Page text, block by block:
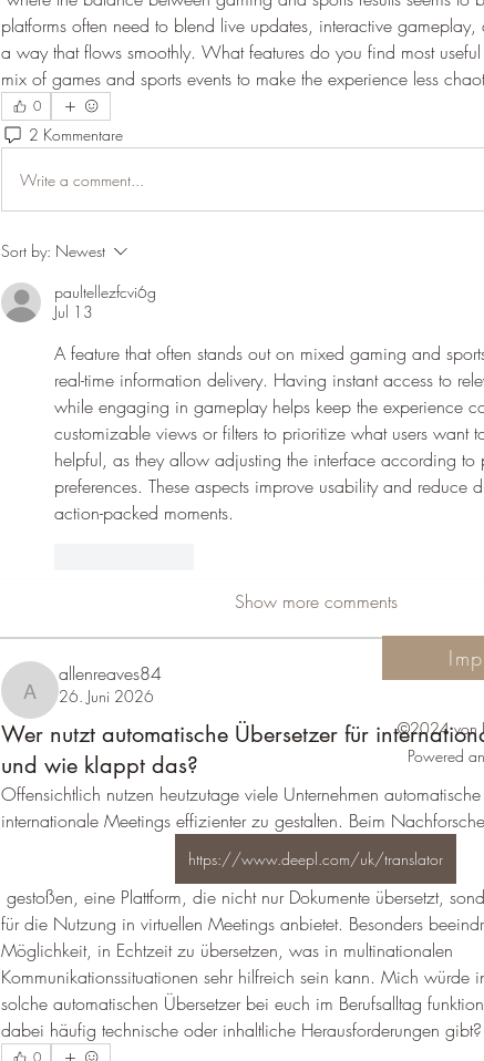
platforms often need to blend live updates, interactive gameplay,
a way that flows smoothly. What features do you find most
mix of games and sports events to make the experience less
0
2 Kommentare
Write a comment...
Sort by: Newest
paultellezfcvi6g
Jul 13
A feature that often stands out on mixed gaming and
real-time information delivery. Having instant access to
while engaging in gameplay helps keep the experience
customizable views or filters to prioritize what users want
helpful, as they allow adjusting the interface according to
preferences. These aspects improve usability and reduce
action-packed moments.
Show more comments
allenreaves84
allenreaves84
26. Juni 2026
Wer nutzt automatische Übersetzer für
und wie klappt das?
Offensichtlich nutzen heutzutage viele Unternehmen automatische
internationale Meetings effizienter zu gestalten. Beim
https://www.deepl.com/uk/translator
für die Nutzung in virtuellen Meetings anbietet. Besonders
Möglichkeit, in Echtzeit zu übersetzen, was in multinationalen
Kommunikationssituationen sehr hilfreich sein kann. Mich würde
solche automatischen Übersetzer bei euch im Berufsalltag
dabei häufig technische oder inhaltliche Herausforderungen gibt?
0
©2024 von
Powered